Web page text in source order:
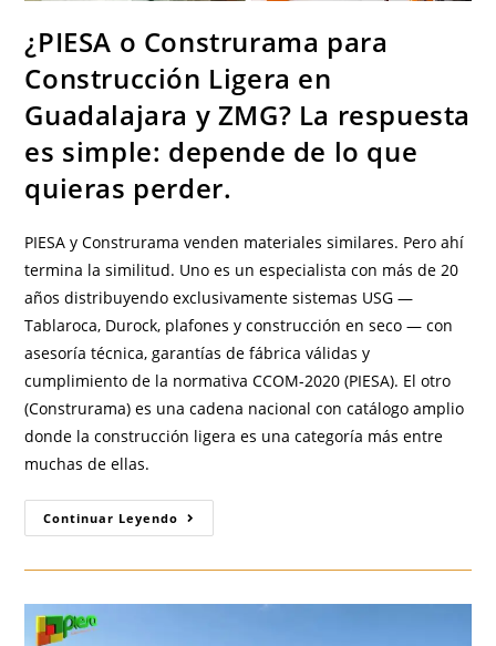
¿PIESA o Construrama para
Construcción Ligera en
Guadalajara y ZMG? La respuesta
es simple: depende de lo que
quieras perder.
PIESA y Construrama venden materiales similares. Pero ahí
termina la similitud. Uno es un especialista con más de 20
años distribuyendo exclusivamente sistemas USG —
Tablaroca, Durock, plafones y construcción en seco — con
asesoría técnica, garantías de fábrica válidas y
cumplimiento de la normativa CCOM-2020 (PIESA). El otro
(Construrama) es una cadena nacional con catálogo amplio
donde la construcción ligera es una categoría más entre
muchas de ellas.
Continuar Leyendo ¿PIESA
O
Para